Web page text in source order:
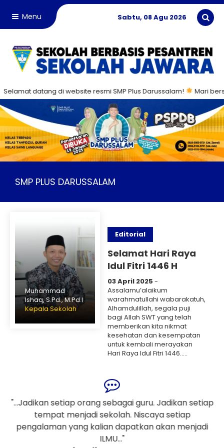
Menu Sabtu, 08 Agu 2026
datang di website resmi SMP Plus Darussalam! Mari
SMP PLUS DARUSSALAM
Muhammad
Ishaq, S.Pd., M.Pd.I
Kepala Sekolah
Editorial
Selamat Hari Raya
Idul Fitri 1446 H
03 April 2025 -
Assalamu’alaikum
warahmatullahi wabarakatuh,
Alhamdulillah, segala puji
bagi Allah SWT yang telah
memberikan kita nikmat
kesehatan dan kesempatan
untuk kembali merayakan
Hari Raya Idul Fitri 1446.....
"...Jadikan setiap orang sebagai guru. Jadikan setiap
tempat menjadi sekolah. Niscaya setiap
pengalaman yang kalian dapatkan akan menjadi
ILMU..."